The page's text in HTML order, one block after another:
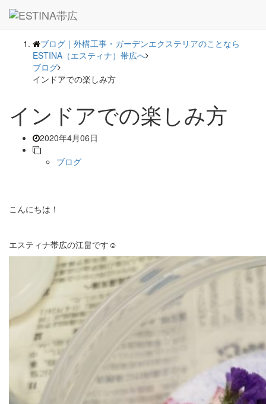
― BLOG ―
ブログ｜外構工事・ガーデンエクステリアのことなら
ESTINA（エスティナ）帯広へ
ブログ
インドアでの楽しみ方
インドアでの楽しみ方
2020年4月06日
ブログ
こんにちは！
エスティナ帯広の江畠です☺